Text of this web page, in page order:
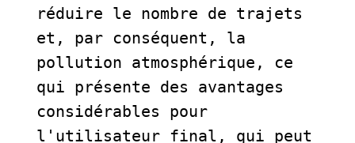
réduire le nombre de trajets
et, par conséquent, la
pollution atmosphérique, ce
qui présente des avantages
considérables pour
l'utilisateur final, qui peut